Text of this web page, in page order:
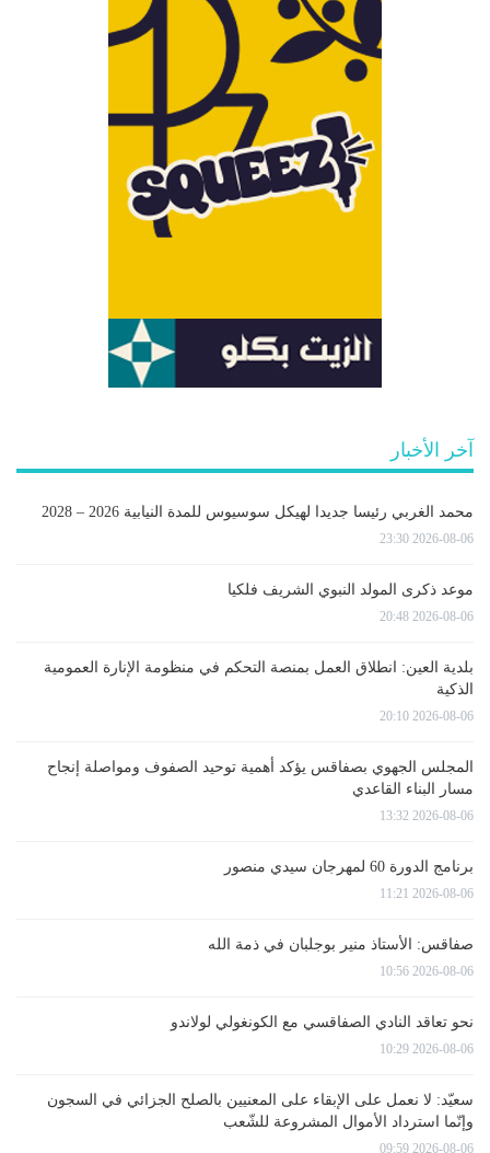
آخر الأخبار
محمد الغربي رئيسا جديدا لهيكل سوسيوس للمدة النيابية 2026 – 2028
2026-08-06 23:30
موعد ذكرى المولد النبوي الشريف فلكيا
2026-08-06 20:48
بلدية العين: انطلاق العمل بمنصة التحكم في منظومة الإنارة العمومية
الذكية
2026-08-06 20:10
المجلس الجهوي بصفاقس يؤكد أهمية توحيد الصفوف ومواصلة إنجاح
مسار البناء القاعدي
2026-08-06 13:32
برنامج الدورة 60 لمهرجان سيدي منصور
2026-08-06 11:21
صفاقس: الأستاذ منير بوجلبان في ذمة الله
2026-08-06 10:56
نحو تعاقد النادي الصفاقسي مع الكونغولي لولاندو
2026-08-06 10:29
سعيّد: لا نعمل على الإبقاء على المعنيين بالصلح الجزائي في السجون
وإنّما استرداد الأموال المشروعة للشّعب
2026-08-06 09:59